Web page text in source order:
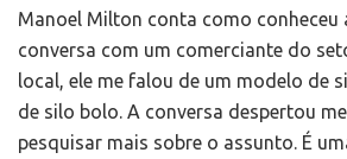
Manoel Milton conta como conheceu
conversa com um comerciante do
local, ele me falou de um modelo de
de silo bolo. A conversa despertou
pesquisar mais sobre o assunto. É